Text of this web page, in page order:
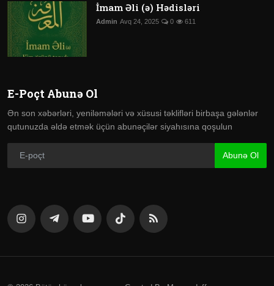
İmam Əli (ə) Hədisləri
Admin Avq 24, 2025 0 611
E-Poçt Abunə Ol
Ən son xəbərləri, yeniləmələri və xüsusi təklifləri birbaşa gələnlər
qutunuzda əldə etmək üçün abunəçilər siyahısına qoşulun
Abunə Ol